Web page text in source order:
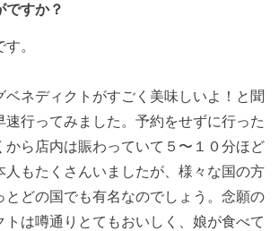
ですか？
。
ベネディクトがすごく美味しいよ！と聞
速行ってみました。予約をせずに行った
から店内は賑わっていて５〜１０分ほど
人もたくさんいましたが、様々な国の方
とどの国でも有名なのでしょう。念願の
トは噂通りとてもおいしく、娘が食べて